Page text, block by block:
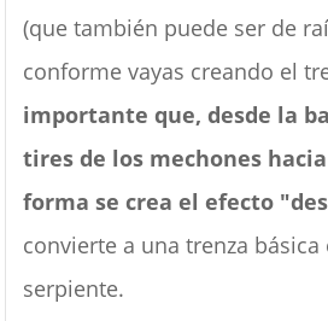
(que también puede ser de
conforme vayas creando el
importante que, desde la
tires de los mechones
forma se crea el efecto
convierte a una trenza básica
serpiente.